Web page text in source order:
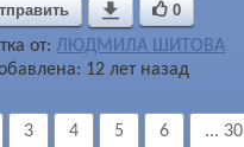
 0
от:ЛЮДМИЛА ШИТОВА
12 лет назад
3 4 5 6 ... 30